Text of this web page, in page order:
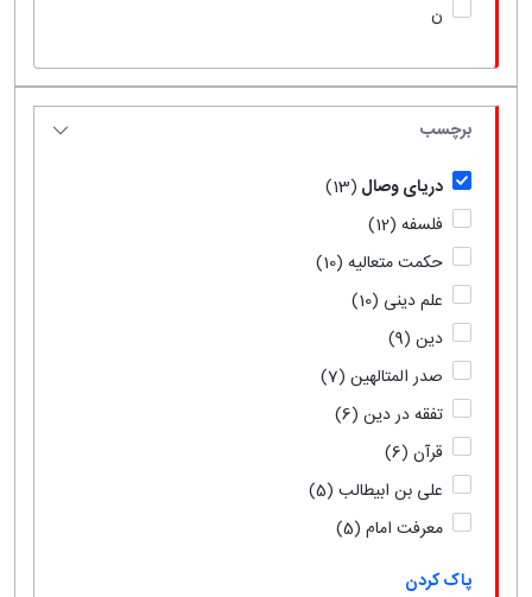
ن
برچسب
دریای وصال (13)
فلسفه (12)
حکمت متعالیه (10)
علم دینی (10)
دین (9)
صدر المتالهین (7)
تفقه در دین (6)
قرآن (6)
علی بن ابیطالب (5)
معرفت امام (5)
پاک کردن